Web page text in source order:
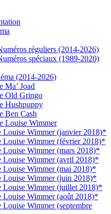
réguliers (2014-2026)
spéciaux (1989-2020)
(2014-2026)
Ma’ Joad
Old Gringo
Hushpuppy
Ben Cash
Louise Wimmer
Louise Wimmer (janvier 2018)*
Louise Wimmer (février 2018)*
Louise Wimmer (mars 2018)*
Louise Wimmer (avril 2018)*
Louise Wimmer (mai 2018)*
Louise Wimmer (juin 2018)*
Louise Wimmer (juillet 2018)*
Louise Wimmer (août 2018)*
Louise Wimmer (septembre